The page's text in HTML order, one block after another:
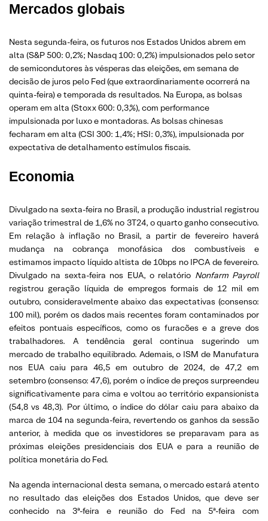
Mercados globais
Nesta segunda-feira, os futuros nos Estados Unidos abrem em
alta (S&P 500: 0,2%; Nasdaq 100: 0,2%) impulsionados pelo setor
de semicondutores às vésperas das eleições, em semana de
decisão de juros pelo Fed (que extraordinariamente ocorrerá na
quinta-feira) e temporada ds resultados. Na Europa, as bolsas
operam em alta (Stoxx 600: 0,3,%), com performance
impulsionada por luxo e montadoras. As bolsas chinesas
fecharam em alta (CSI 300: 1,4%; HSI: 0,3%), impulsionada por
expectativa de detalhamento estímulos fiscais.
Economia
Divulgado na sexta-feira no Brasil, a produção industrial registrou
variação trimestral de 1,6% no 3T24, o quarto ganho consecutivo.
Em relação à inflação no Brasil, a partir de fevereiro haverá
mudança na cobrança monofásica dos combustíveis e
estimamos impacto líquido altista de 10bps no IPCA de fevereiro.
Divulgado na sexta-feira nos EUA, o relatório Nonfarm Payroll
registrou geração líquida de empregos formais de 12 mil em
outubro, consideravelmente abaixo das expectativas (consenso:
100 mil), porém os dados mais recentes foram contaminados por
efeitos pontuais específicos, como os furacões e a greve dos
trabalhadores. A tendência geral continua sugerindo um
mercado de trabalho equilibrado. Ademais, o ISM de Manufatura
nos EUA caiu para 46,5 em outubro de 2024, de 47,2 em
setembro (consenso: 47,6), porém o índice de preços surpreendeu
significativamente para cima e voltou ao território expansionista
(54,8 vs 48,3). Por último, o índice do dólar caiu para abaixo da
marca de 104 na segunda-feira, revertendo os ganhos da sessão
anterior, à medida que os investidores se preparavam para as
próximas eleições presidenciais dos EUA e para a reunião de
política monetária do Fed.
Na agenda internacional desta semana, o mercado estará atento
no resultado das eleições dos Estados Unidos, que deve ser
conhecido na 3ª-feira e reunião do Fed na 5ª-feira com